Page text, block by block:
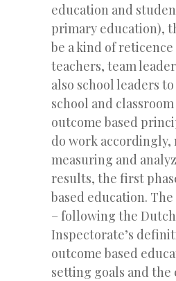
education and
primary education),
be a kind of
teachers, team
also school leaders
school and
outcome based
do work accordingly,
measuring and
results, the first
based education.
– following the Dutch
Inspectorate’s
outcome based
setting goals and